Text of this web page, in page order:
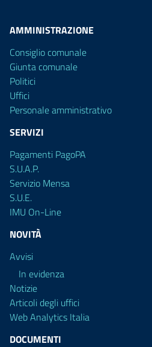
AMMINISTRAZIONE
Consiglio comunale
Giunta comunale
Politici
Uffici
Personale amministrativo
SERVIZI
Pagamenti PagoPA
S.U.A.P.
Servizio Mensa
S.U.E.
IMU On-Line
NOVITÀ
Avvisi
In evidenza
Notizie
Articoli degli uffici
Web Analytics Italia
DOCUMENTI